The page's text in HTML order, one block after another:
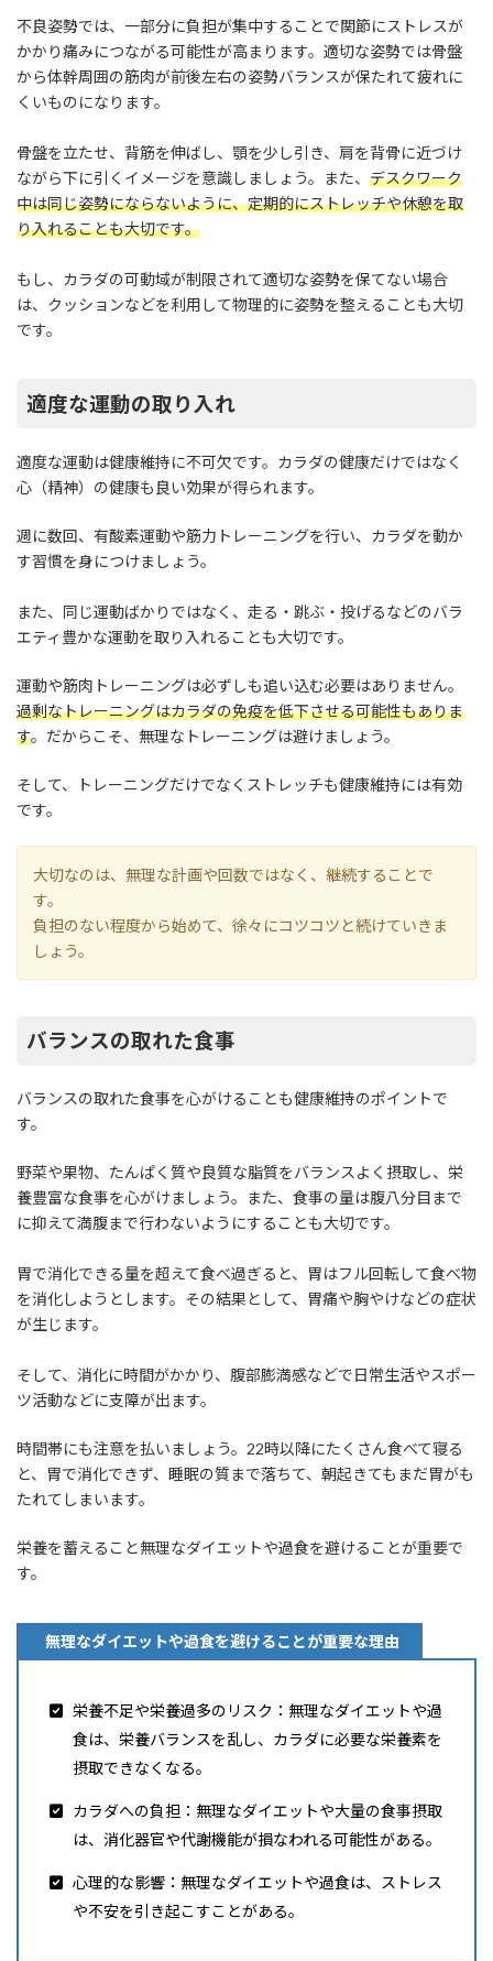
不良姿勢では、一部分に負担が集中することで関節にストレスが
かかり痛みにつながる可能性が高まります。適切な姿勢では骨盤
から体幹周囲の筋肉が前後左右の姿勢バランスが保たれて疲れに
くいものになります。
骨盤を立たせ、背筋を伸ばし、顎を少し引き、肩を背骨に近づけ
ながら下に引くイメージを意識しましょう。また、 デスクワーク
中は同じ姿勢にならないように、定期的にストレッチや休憩を取
り入れることも大切です。
もし、カラダの可動域が制限されて適切な姿勢を保てない場合
は、クッションなどを利用して物理的に姿勢を整えることも大切
です。
適度な運動の取り入れ
適度な運動は健康維持に不可欠です。カラダの健康だけではなく
心（精神）の健康も良い効果が得られます。
週に数回、有酸素運動や筋力トレーニングを行い、カラダを動か
す習慣を身につけましょう。
また、同じ運動ばかりではなく、走る・跳ぶ・投げるなどのバラ
エティ豊かな運動を取り入れることも大切です。
運動や筋肉トレーニングは必ずしも追い込む必要はありません。
過剰なトレーニングはカラダの免疫を低下させる可能性もありま
す。だからこそ、無理なトレーニングは避けましょう。
そして、トレーニングだけでなくストレッチも健康維持には有効
です。
大切なのは、無理な計画や回数ではなく、継続することで
す。
負担のない程度から始めて、徐々にコツコツと続けていきま
しょう。
バランスの取れた食事
バランスの取れた食事を心がけることも健康維持のポイントで
す。
野菜や果物、たんぱく質や良質な脂質をバランスよく摂取し、栄
養豊富な食事を心がけましょう。また、食事の量は腹八分目まで
に抑えて満腹まで行わないようにすることも大切です。
胃で消化できる量を超えて食べ過ぎると、胃はフル回転して食べ物
を消化しようとします。その結果として、胃痛や胸やけなどの症状
が生じます。
そして、消化に時間がかかり、腹部膨満感などで日常生活やスポー
ツ活動などに支障が出ます。
時間帯にも注意を払いましょう。22時以降にたくさん食べて寝る
と、胃で消化できず、睡眠の質まで落ちて、朝起きてもまだ胃がも
たれてしまいます。
栄養を蓄えること無理なダイエットや過食を避けることが重要で
す。
無理なダイエットや過食を避けることが重要な理由
栄養不足や栄養過多のリスク：無理なダイエットや過
食は、栄養バランスを乱し、カラダに必要な栄養素を
摂取できなくなる。
カラダへの負担：無理なダイエットや大量の食事摂取
は、消化器官や代謝機能が損なわれる可能性がある。
心理的な影響：無理なダイエットや過食は、ストレス
や不安を引き起こすことがある。